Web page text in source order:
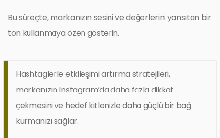
Bu süreçte, markanızın sesini ve değerlerini yansıtan bir
ton kullanmaya özen gösterin.
Hashtaglerle etkileşimi artırma stratejileri,
markanızın Instagram’da daha fazla dikkat
çekmesini ve hedef kitlenizle daha güçlü bir bağ
kurmanızı sağlar.